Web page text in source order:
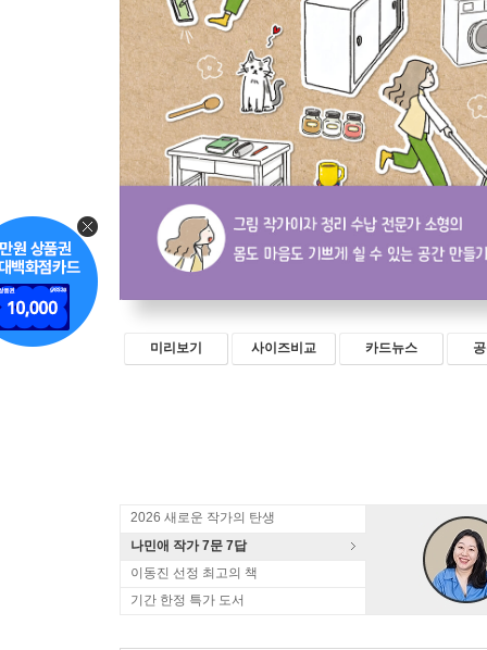
미리보기 사이즈비교 카드뉴스
2026 새로운 작가의 탄생
나민애 작가 7문 7답
이동진 선정 최고의 책
기간 한정 특가 도서